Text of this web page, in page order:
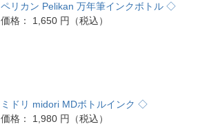
ペリカン Pelikan 万年筆インクボトル ◇
価格： 1,650 円（税込）
ミドリ midori MDボトルインク ◇
価格： 1,980 円（税込）